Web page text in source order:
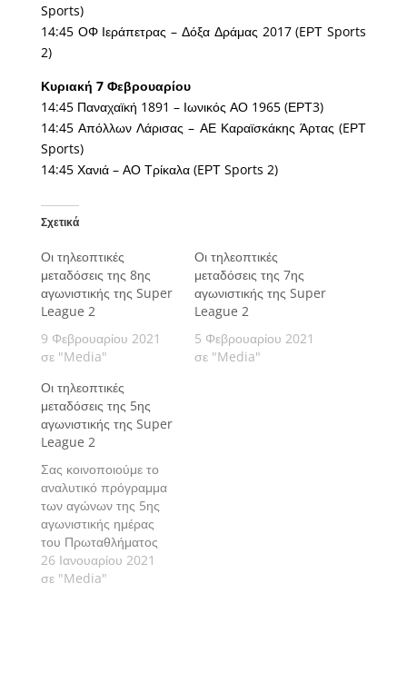
Sports)
14:45 ΟΦ Ιεράπετρας – Δόξα Δράμας 2017 (EΡΤ Sports
2)
Κυριακή 7 Φεβρουαρίου
14:45 Παναχαϊκή 1891 – Ιωνικός ΑΟ 1965 (ΕΡΤ3)
14:45 Απόλλων Λάρισας – ΑΕ Καραϊσκάκης Άρτας (EΡΤ
Sports)
14:45 Χανιά – ΑΟ Τρίκαλα (EΡΤ Sports 2)
Σχετικά
Οι τηλεοπτικές
μεταδόσεις της 8ης
αγωνιστικής της Super
League 2
9 Φεβρουαρίου 2021
σε "Media"
Οι τηλεοπτικές
μεταδόσεις της 7ης
αγωνιστικής της Super
League 2
5 Φεβρουαρίου 2021
σε "Media"
Οι τηλεοπτικές
μεταδόσεις της 5ης
αγωνιστικής της Super
League 2
Σας κοινοποιούμε το
αναλυτικό πρόγραμμα
των αγώνων της 5ης
αγωνιστικής ημέρας
του Πρωταθλήματος
Super League 2
αγωνιστικής περιόδου
26 Ιανουαρίου 2021
σε "Media"